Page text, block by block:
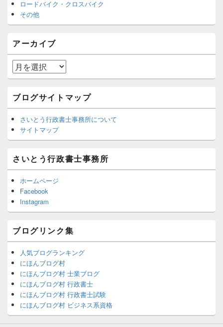
ロードバイク・クロスバイク
その他
アーカイブ
ア
ー
イ
ブ
ブログサイトマップ
さいとう行政書士事務所について
サイトマップ
さいとう行政書士事務所
ホームページ
Facebook
Instagram
ブログリンク集
人気ブログランキング
にほんブログ村
にほんブログ村 士業ブログ
にほんブログ村 行政書士
にほんブログ村 行政書士試験
にほんブログ村 ビジネス系資格